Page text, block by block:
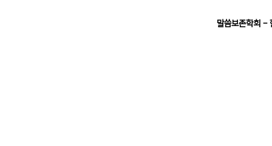
말씀보존학회 -